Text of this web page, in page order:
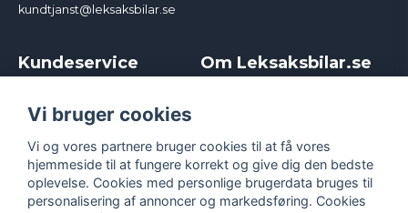
kundtjanst@leksaksbilar.se
Kundeservice
Kampagner og rabatter
Reklamation
Policy chase cars
Returnera
Logga in
Om Leksaksbilar.se
Handelsbetingelser
Persondatapolitik
Cookies
Vi bruger cookies
Vi og vores partnere bruger cookies til at få vores
hjemmeside til at fungere korrekt og give dig den bedste
oplevelse. Cookies med personlige brugerdata bruges til
personalisering af annoncer og markedsføring. Cookies